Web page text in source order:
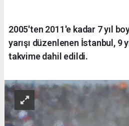
2005'ten 2011'e kadar 7 yıl
yarışı düzenlenen İstanbul, 9
takvime dahil edildi.